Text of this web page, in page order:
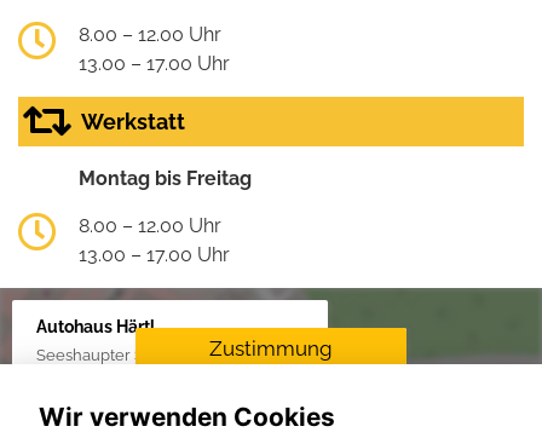
8.00 – 12.00 Uhr
13.00 – 17.00 Uhr
Werkstatt
Montag bis Freitag
8.00 – 12.00 Uhr
13.00 – 17.00 Uhr
Autohaus Härtl
Seeshaupter Str. 48, 82377 Penzberg
Zustimmung
Für die Aktivierung der
Wir verwenden Cookies